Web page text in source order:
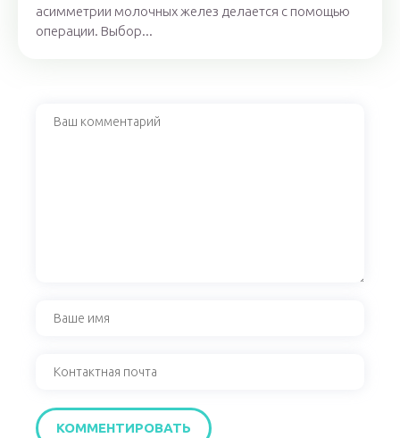
асимметрии молочных желез делается с помощью
операции. Выбор...